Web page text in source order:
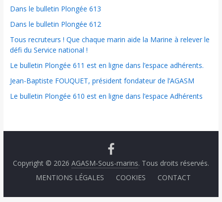
Dans le bulletin Plongée 613
Dans le bulletin Plongée 612
Tous recruteurs ! Que chaque marin aide la Marine à relever le
défi du Service national !
Le bulletin Plongée 611 est en ligne dans l’espace adhérents.
Jean-Baptiste FOUQUET, président fondateur de l’AGASM
Le bulletin Plongée 610 est en ligne dans l’espace Adhérents
Copyright © 2026 AGASM-Sous-marins. Tous droits réservés.
MENTIONS LÉGALES
COOKIES CONTACT